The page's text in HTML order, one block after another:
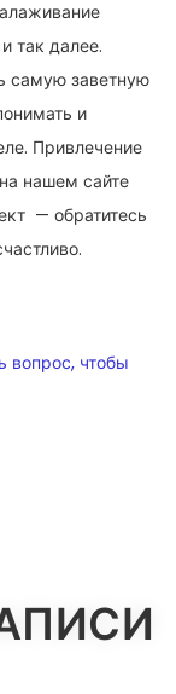
так далее.
самую заветную
и
Привлечение
нашем сайте
— обратитесь
вопрос, чтобы